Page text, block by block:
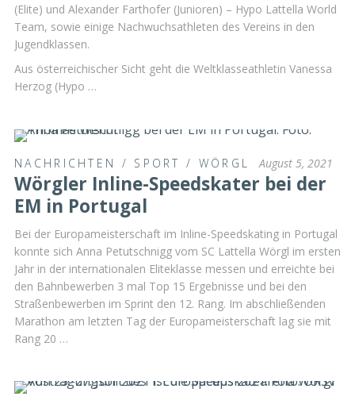
(Elite) und Alexander Farthofer (Junioren) – Hypo Lattella World
Team, sowie einige Nachwuchsathleten des Vereins in den
Jugendklassen.
Aus österreichischer Sicht geht die Weltklasseathletin Vanessa
Herzog (Hypo …
NACHRICHTEN / SPORT / WÖRGL August 5, 2021
Wörgler Inline-Speedskater bei der
EM in Portugal
Bei der Europameisterschaft im Inline-Speedskating in Portugal
konnte sich Anna Petutschnigg vom SC Lattella Wörgl im ersten
Jahr in der internationalen Eliteklasse messen und erreichte bei
den Bahnbewerben 3 mal Top 15 Ergebnisse und bei den
Straßenbewerben im Sprint den 12. Rang. Im abschließenden
Marathon am letzten Tag der Europameisterschaft lag sie mit
Rang 20 …